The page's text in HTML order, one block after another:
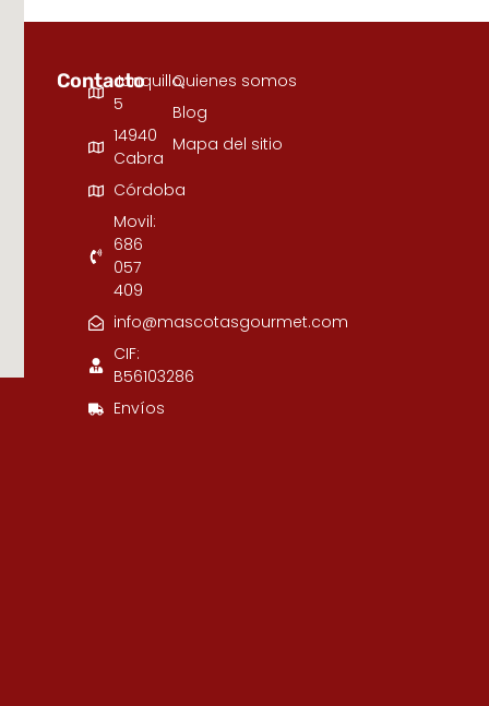
ContactoJunquillo,
5
14940
Cabra
Córdoba
Movil:
686
057
409
info@mascotasgourmet.com
CIF:
B56103286
Envíos
Quienes somos
Blog
Mapa del sitio